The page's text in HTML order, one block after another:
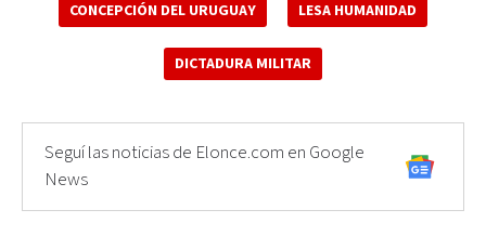
CONCEPCIÓN DEL URUGUAY LESA HUMANIDAD
DICTADURA MILITAR
Seguí las noticias de Elonce.com en Google
News